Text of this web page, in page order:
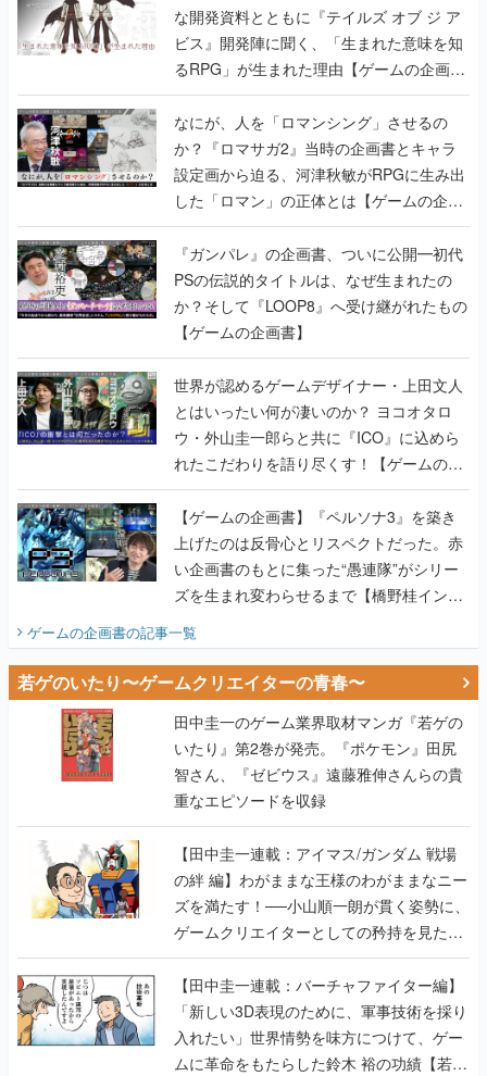
な開発資料とともに『テイルズ オブ ジ ア
ビス』開発陣に聞く、「生まれた意味を知
るRPG」が生まれた理由【ゲームの企画
書】
なにが、人を「ロマンシング」させるの
か？『ロマサガ2』当時の企画書とキャラ
設定画から迫る、河津秋敏がRPGに生み出
した「ロマン」の正体とは【ゲームの企画
書】
『ガンパレ』の企画書、ついに公開━初代
PSの伝説的タイトルは、なぜ生まれたの
か？そして『LOOP8』へ受け継がれたもの
【ゲームの企画書】
世界が認めるゲームデザイナー・上田文人
とはいったい何が凄いのか？ ヨコオタロ
ウ・外山圭一郎らと共に『ICO』に込めら
れたこだわりを語り尽くす！【ゲームの企
画書】
【ゲームの企画書】『ペルソナ3』を築き
上げたのは反骨心とリスペクトだった。赤
い企画書のもとに集った“愚連隊”がシリー
ズを生まれ変わらせるまで【橋野桂インタ
ゲームの企画書の記事一覧
若ゲのいたり〜ゲームクリエイターの青春〜
田中圭一のゲーム業界取材マンガ『若ゲの
いたり』第2巻が発売。『ポケモン』田尻
智さん、『ゼビウス』遠藤雅伸さんらの貴
重なエピソードを収録
【田中圭一連載：アイマス/ガンダム 戦場
の絆 編】わがままな王様のわがままなニー
ズを満たす！──小山順一朗が貫く姿勢に、
ゲームクリエイターとしての矜持を見た
【若ゲのいたり最終回】
【田中圭一連載：バーチャファイター編】
「新しい3D表現のために、軍事技術を採り
入れたい」世界情勢を味方につけて、ゲー
ムに革命をもたらした鈴木 裕の功績【若ゲ